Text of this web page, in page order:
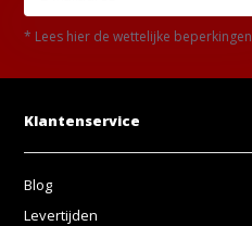
* Lees hier de wettelijke beperkingen
Klantenservice
Blog
Levertijden